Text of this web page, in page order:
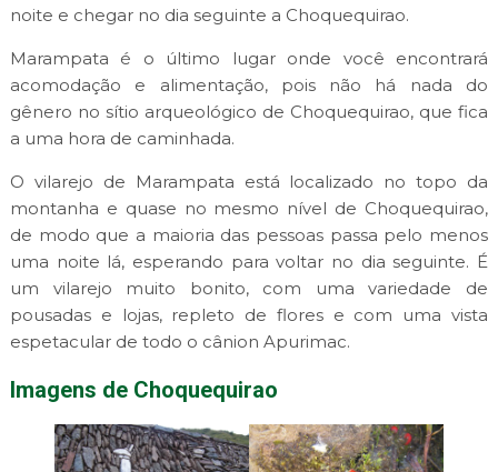
noite e chegar no dia seguinte a Choquequirao.
Marampata é o último lugar onde você encontrará
acomodação e alimentação, pois não há nada do
gênero no sítio arqueológico de Choquequirao, que fica
a uma hora de caminhada.
O vilarejo de Marampata está localizado no topo da
montanha e quase no mesmo nível de Choquequirao,
de modo que a maioria das pessoas passa pelo menos
uma noite lá, esperando para voltar no dia seguinte. É
um vilarejo muito bonito, com uma variedade de
pousadas e lojas, repleto de flores e com uma vista
espetacular de todo o cânion Apurimac.
Imagens de Choquequirao